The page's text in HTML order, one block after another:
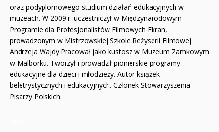
oraz podyplomowego studium działań edukacyjnych w
muzeach. W 2009 r. uczestniczył w Międzynarodowym
Programie dla Profesjonalistów Filmowych Ekran,
prowadzonym w Mistrzowskiej Szkole Reżyserii Filmowej
Andrzeja Wajdy.Pracował jako kustosz w Muzeum Zamkowym
w Malborku. Tworzył i prowadził pionierskie programy
edukacyjne dla dzieci i młodzieży. Autor książek
beletrystycznych i edukacyjnych. Członek Stowarzyszenia
Pisarzy Polskich.